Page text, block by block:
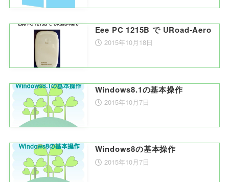
Eee PC 1215B で URoad-Aero
2015年10月18日
Windows8.1の基本操作
2015年10月7日
Windows8の基本操作
2015年10月7日